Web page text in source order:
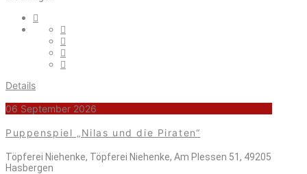
Details
06 September 2026
Puppenspiel „Nilas und die Piraten“
Töpferei Niehenke, Töpferei Niehenke, Am Plessen 51, 49205
Hasbergen